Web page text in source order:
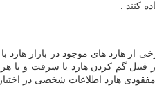
کنند .
از هارد های موجود در بازار
قبیل گم کردن هارد یا سرقت و
هارد اطلاعات شخصی در اختیار